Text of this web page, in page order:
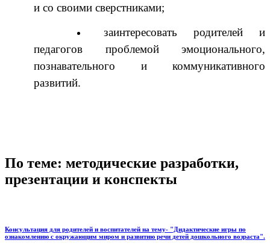
и со своими сверстниками;
заинтересовать родителей и
педагогов проблемой эмоционального,
познавательного и коммуникативного
развитий.
По теме: методические разработки,
презентации и конспекты
Консультация для родителей и воспитателей на тему- "Дидактические игры по
ознакомлению с окружающим миром и развитию речи детей дошкольного возраста".